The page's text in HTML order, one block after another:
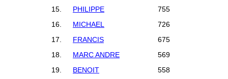
15.
PHILIPPE
755
16.
MICHAEL
726
17.
FRANCIS
675
18.
MARC ANDRE
569
19.
BENOIT
558